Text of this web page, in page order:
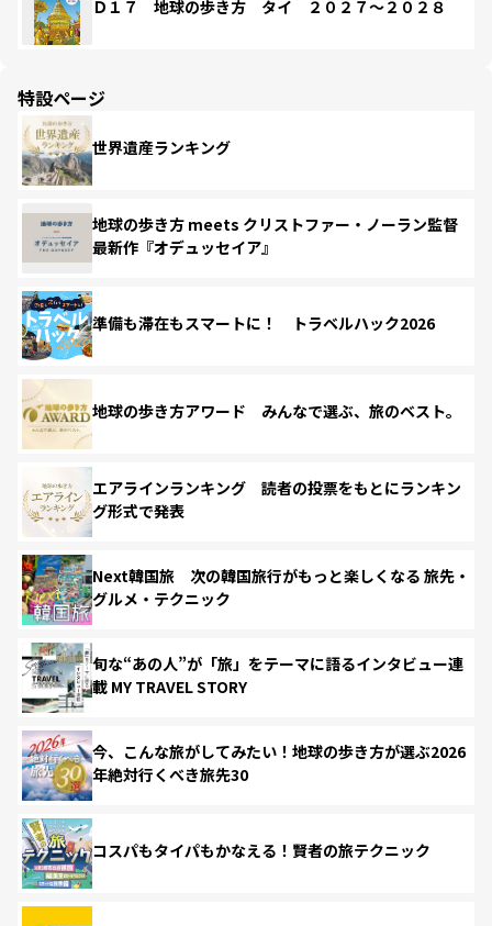
Ｄ１７ 地球の歩き方 タイ ２０２７～２０２８
特設ページ
世界遺産ランキング
地球の歩き方 meets クリストファー・ノーラン監督
最新作『オデュッセイア』
準備も滞在もスマートに！ トラベルハック2026
地球の歩き方アワード みんなで選ぶ、旅のベスト。
エアラインランキング 読者の投票をもとにランキン
グ形式で発表
Next韓国旅 次の韓国旅行がもっと楽しくなる 旅先・
グルメ・テクニック
旬な“あの人”が「旅」をテーマに語るインタビュー連
載 MY TRAVEL STORY
今、こんな旅がしてみたい！地球の歩き方が選ぶ2026
年絶対行くべき旅先30
コスパもタイパもかなえる！賢者の旅テクニック